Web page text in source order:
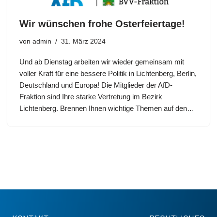
Wir wünschen frohe Osterfeiertage!
von admin 31. März 2024
Und ab Dienstag arbeiten wir wieder gemeinsam mit
voller Kraft für eine bessere Politik in Lichtenberg, Berlin,
Deutschland und Europa! Die Mitglieder der AfD-
Fraktion sind Ihre starke Vertretung im Bezirk
Lichtenberg. Brennen Ihnen wichtige Themen auf den…